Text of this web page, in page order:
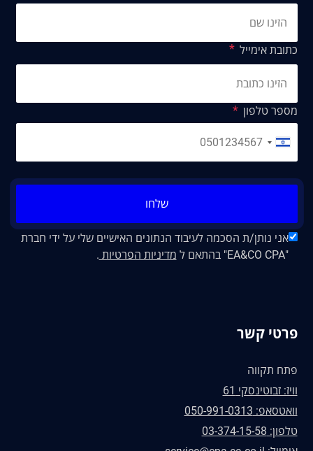
כתובת אימייל
מספר טלפון
שלחו
אני נותן/ת הסכמה לעיבוד הנתונים האישיים שלי על ידי חברת
"EA&CO CPA" בהתאם ל
מדיניות הפרטיות .
פרטי קשר
פתח תקווה
וויז: זבוטינסקי 61
וואטסאפ: 050-991-0313
טלפון: 03-374-15-58